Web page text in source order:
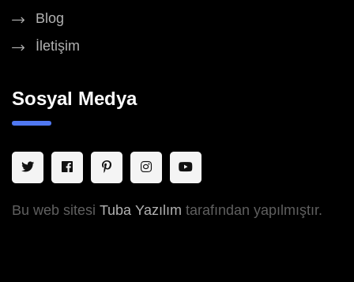
Blog
İletişim
Sosyal Medya
Bu web sitesi Tuba Yazılım tarafından yapılmıştır.